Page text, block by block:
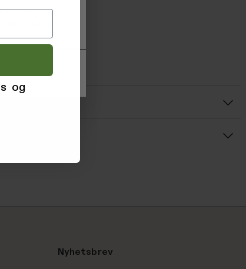
Nyhetsbrev
samtykker
innstillinger'.
og